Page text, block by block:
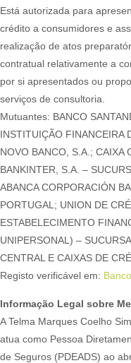
Está autorizada para
crédito a consumidores e
realização de atos
contratual relativamente a
por si apresentados ou
serviços de consultoria.
Mutuantes: BANCO
INSTITUIÇÃO FINANCEIRA
NOVO BANCO, S.A.; CAIXA
BANKINTER, S.A. –
ABANCA CORPORACIÓN
PORTUGAL; UNION DE
ESTABELECIMENTO
UNIPERSONAL) –
CENTRAL E CAIXAS DE
Registo verificável em:
Informação Legal sobre
A Telma Marques Coelho
atua como Pessoa
de Seguros (PDEADS) ao